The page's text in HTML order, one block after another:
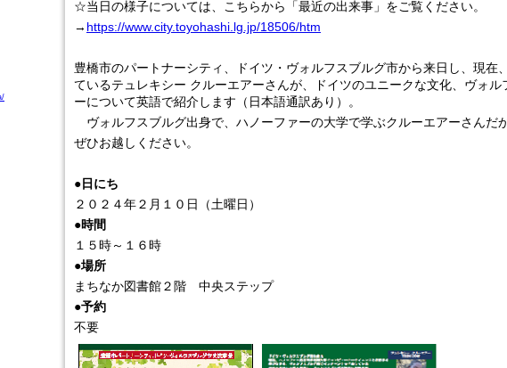
☆当日の様子については、こちらから「最近の出来事」をご覧ください。
→ https://www.city.toyohashi.lg.jp/18506/htm
豊橋市のパートナーシティ、ドイツ・ヴォルフスブルグ市から来日し、現在
ているテュレキシー クルーエアーさんが、ドイツのユニークな文化、ヴォ
ーについて英語で紹介します（日本語通訳あり）。
ヴォルフスブルグ出身で、ハノーファーの大学で学ぶクルーエアーさんだ
ぜひお越しください。
●日にち
２０２４年２月１０日（土曜日）
●時間
１５時～１６時
●場所
まちなか図書館２階 中央ステップ
●予約
不要